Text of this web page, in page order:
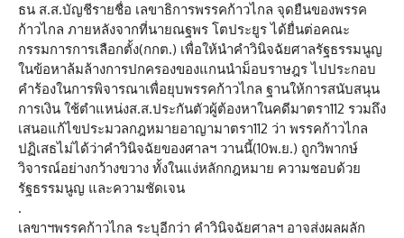
ธน ส.ส.บัญชีรายชื่อ เลขาธิการพรรคก้าวไกล จุดยืนของพรรค
ก้าวไกล ภายหลังจากที่นายณฐพร โตประยูร ได้ยื่นต่อคณะ
กรรมการการเลือกตั้ง(กกต.) เพื่อให้นำคำวินิจฉัยศาลรัฐธรรมนูญ
ในข้อหาล้มล้างการปกครองของแกนนำม็อบราษฎร ไปประกอบ
คำร้องในการพิจารณาเพื่อยุบพรรคก้าวไกล ฐานให้การสนับสนุน
การเงิน ใช้ตำแหน่งส.ส.ประกันตัวผู้ต้องหาในคดีมาตรา112 รวมถึง
เสนอแก้ไขประมวลกฎหมายอาญามาตรา112 ว่า พรรคก้าวไกล
ปฏิเสธไม่ได้ว่าคำวินิจฉัยของศาลฯ วานนี้(10พ.ย.) ถูกวิพากษ์
วิจารณ์อย่างกว้างขวาง ทั้งในแง่หลักกฎหมาย ความชอบด้วย
รัฐธรรมนูญ และความชัดเจน
.
เลขาฯพรรคก้าวไกล ระบุอีกว่า คำวินิจฉัยศาลฯ อาจส่งผลผลัก